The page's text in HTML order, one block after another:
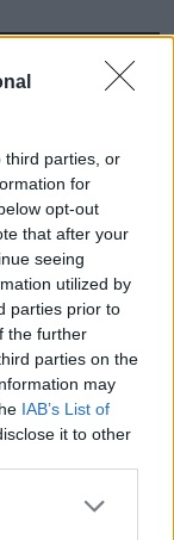
third parties, or
for
opt-out
that after your
seeing
utilized by
parties prior to
the further
parties on the
may
IAB’s List of
it to other
z
z pokorą
z
cię
twardy"